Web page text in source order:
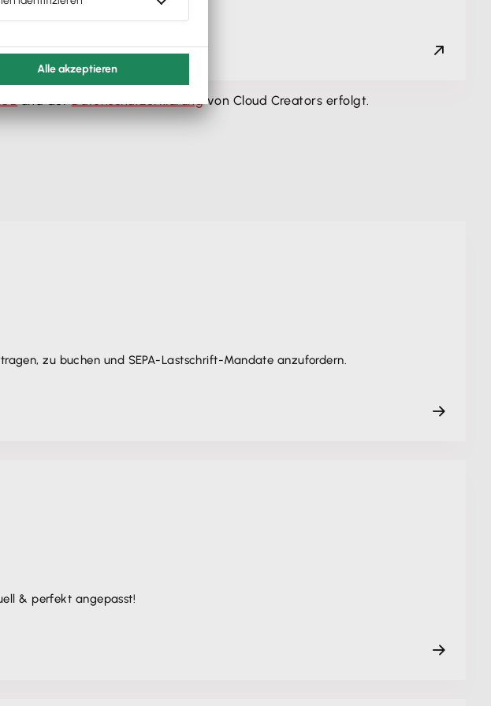
und derDatenschutzerklärungvon Cloud Creators erfolgt.
zu buchen und SEPA-Lastschrift-Mandate anzufordern.
& perfekt angepasst!